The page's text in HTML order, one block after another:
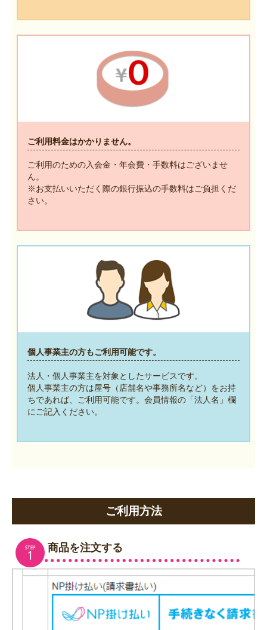
ご利用料金はかかりません。
ご利用のための入会金・年会費・手数料はございませ
ん。
※お支払いいただく際の銀行振込の手数料はご負担くだ
さい。
個人事業主の方もご利用可能です。
法人・個人事業主を対象としたサービスです。
個人事業主の方は屋号（店舗名や事務所名など）をお持
ちであれば、ご利用可能です。会員情報の「法人名」欄
にご記入ください。
ご利用方法
商品を注文する